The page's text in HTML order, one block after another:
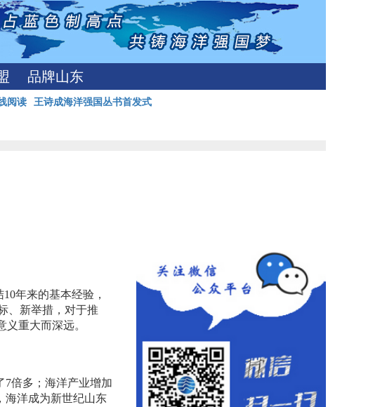
品牌山东
阅读 王诗成海洋强国丛书首发式
10年来的基本经验，
、新举措，对于推
重大而深远。
7倍多；海洋产业增加
海洋成为新世纪山东